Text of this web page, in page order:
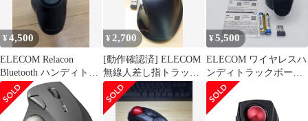
MT1BRSBK
¥4,500
ELECOM Relacon
Bluetooth ハンディトラ
ックボール
¥ 2,700
[動作確認済] ELECOM
無線人差し指トラック
ボールマウス本体
¥5,500
ELECOM ワイヤレスハ
ンディトラックボール
Relacon(リラコン)